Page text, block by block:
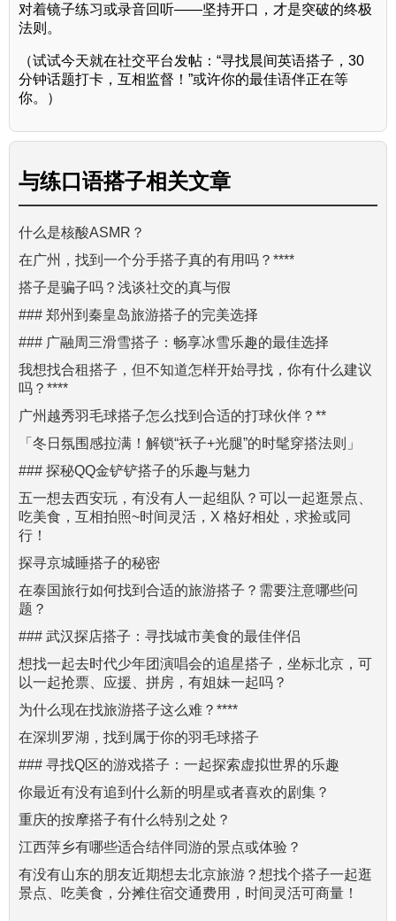
对着镜子练习或录音回听——坚持开口，才是突破的终极
法则。
（试试今天就在社交平台发帖：“寻找晨间英语搭子，30
分钟话题打卡，互相监督！”或许你的最佳语伴正在等
你。）
与练口语搭子相关文章
什么是核酸ASMR？
在广州，找到一个分手搭子真的有用吗？****
搭子是骗子吗？浅谈社交的真与假
### 郑州到秦皇岛旅游搭子的完美选择
### 广融周三滑雪搭子：畅享冰雪乐趣的最佳选择
我想找合租搭子，但不知道怎样开始寻找，你有什么建议
吗？****
广州越秀羽毛球搭子怎么找到合适的打球伙伴？**
「冬日氛围感拉满！解锁“袄子+光腿”的时髦穿搭法则」
### 探秘QQ金铲铲搭子的乐趣与魅力
五一想去西安玩，有没有人一起组队？可以一起逛景点、
吃美食，互相拍照~时间灵活，X 格好相处，求捡或同
行！
探寻京城睡搭子的秘密
在泰国旅行如何找到合适的旅游搭子？需要注意哪些问
题？
### 武汉探店搭子：寻找城市美食的最佳伴侣
想找一起去时代少年团演唱会的追星搭子，坐标北京，可
以一起抢票、应援、拼房，有姐妹一起吗？
为什么现在找旅游搭子这么难？****
在深圳罗湖，找到属于你的羽毛球搭子
### 寻找Q区的游戏搭子：一起探索虚拟世界的乐趣
你最近有没有追到什么新的明星或者喜欢的剧集？
重庆的按摩搭子有什么特别之处？
江西萍乡有哪些适合结伴同游的景点或体验？
有没有山东的朋友近期想去北京旅游？想找个搭子一起逛
景点、吃美食，分摊住宿交通费用，时间灵活可商量！